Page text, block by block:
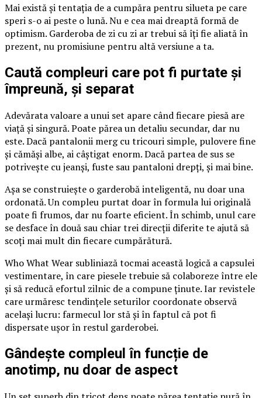
Mai există și tentația de a cumpăra pentru silueta pe care
speri s-o ai peste o lună. Nu e cea mai dreaptă formă de
optimism. Garderoba de zi cu zi ar trebui să îți fie aliată în
prezent, nu promisiune pentru altă versiune a ta.
Caută compleuri care pot fi purtate și
împreună, și separat
Adevărata valoare a unui set apare când fiecare piesă are
viață și singură. Poate părea un detaliu secundar, dar nu
este. Dacă pantalonii merg cu tricouri simple, pulovere fine
și cămăși albe, ai câștigat enorm. Dacă partea de sus se
potrivește cu jeanși, fuste sau pantaloni drepți, și mai bine.
Așa se construiește o garderobă inteligentă, nu doar una
ordonată. Un compleu purtat doar în formula lui originală
poate fi frumos, dar nu foarte eficient. În schimb, unul care
se desface în două sau chiar trei direcții diferite te ajută să
scoți mai mult din fiecare cumpărătură.
Who What Wear subliniază tocmai această logică a capsulei
vestimentare, în care piesele trebuie să colaboreze între ele
și să reducă efortul zilnic de a compune ținute. Iar revistele
care urmăresc tendințele seturilor coordonate observă
același lucru: farmecul lor stă și în faptul că pot fi
dispersate ușor în restul garderobei.
Gândește compleul în funcție de
anotimp, nu doar de aspect